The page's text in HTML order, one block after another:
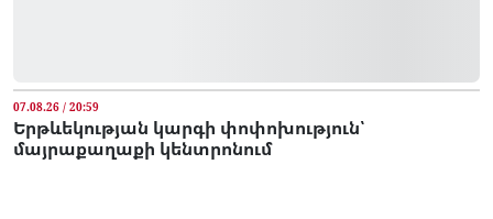
07.08.26 / 20:59
Երթևեկության կարգի փոփոխություն՝
մայրաքաղաքի կենտրոնում